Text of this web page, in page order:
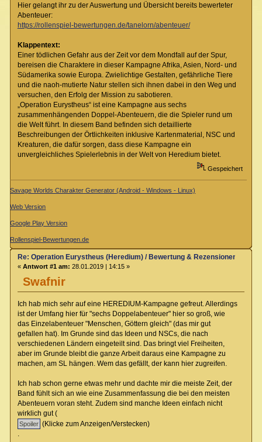
Hier gelangt ihr zu der Auswertung und Übersicht bereits bewerteter
Abenteuer:
https://rollenspiel-bewertungen.de/tanelorn/abenteuer/
Klappentext:
Einer tödlichen Gefahr aus der Zeit vor dem Mondfall auf der Spur,
bereisen die Charaktere in dieser Kampagne Afrika, Asien, Nord- und
Südamerika sowie Europa. Zwielichtige Gestalten, gefährliche Tiere
und die naoh-mutierte Natur stellen sich ihnen dabei in den Weg und
versuchen, den Erfolg der Mission zu sabotieren.
„Operation Eurystheus“ ist eine Kampagne aus sechs
zusammenhängenden Doppel-Abenteuern, die die Spieler rund um
die Welt führt. In diesem Band befinden sich detaillierte
Beschreibungen der Örtlichkeiten inklusive Kartenmaterial, NSC und
Kreaturen, die dafür sorgen, dass diese Kampagne ein
unvergleichliches Spielerlebnis in der Welt von Heredium bietet.
Gespeichert
Savage Worlds Charakter Generator (Android - Windows - Linux)
Web Version
Google Play Version
Rollenspiel-Bewertungen.de
Swafnir
Re: Operation Eurystheus (Heredium) / Bewertung & Rezensionen
« Antwort #1 am: 28.01.2019 | 14:15 »
Ich hab mich sehr auf eine HEREDIUM-Kampagne gefreut. Allerdings
ist der Umfang hier für "sechs Doppelabenteuer" hier so groß, wie
das Einzelabenteuer "Menschen, Göttern gleich" (das mir gut
gefallen hat). Im Grunde sind das Ideen und NSCs, die nach
verschiedenen Ländern eingeteilt sind. Das bringt viel Freiheiten,
aber im Grunde bleibt die ganze Arbeit daraus eine Kampagne zu
machen, am SL hängen. Wem das gefällt, der kann hier zugreifen.
Ich hab schon gerne etwas mehr und dachte mir die meiste Zeit, der
Band fühlt sich an wie eine Zusammenfassung die bei den meisten
Abenteuern voran steht. Zudem sind manche Ideen einfach nicht
wirklich gut (
(Klicke zum Anzeigen/Verstecken)
.